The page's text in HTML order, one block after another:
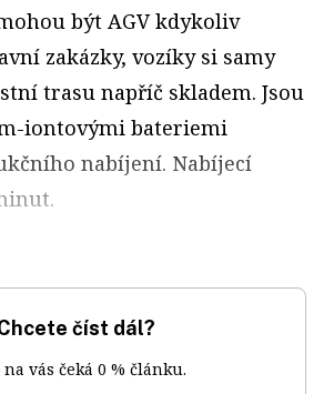
být AGV kdykoliv
zakázky, vozíky si samy
trasu napříč skladem. Jsou
iontovými bateriemi
nabíjení. Nabíjecí
číst dál?
na vás čeká 0 % článku.